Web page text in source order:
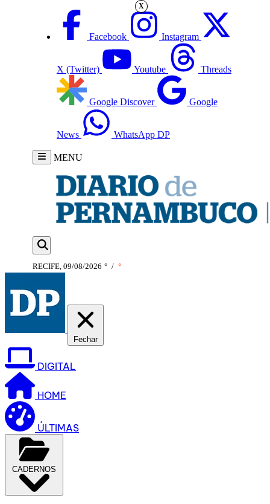
Facebook Instagram
X (Twitter) Youtube Threads
Google Discover Google
News WhatsApp DP
MENU
RECIFE, 09/08/2026 ° / °
Fechar
DIGITAL
HOME
ÚLTIMAS
CADERNOS
X